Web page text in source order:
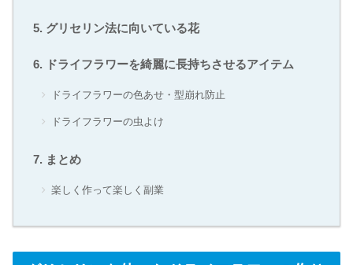
グリセリン法に向いている花
ドライフラワーを綺麗に長持ちさせるアイテム
ドライフラワーの色あせ・型崩れ防止
ドライフラワーの虫よけ
まとめ
楽しく作って楽しく副業